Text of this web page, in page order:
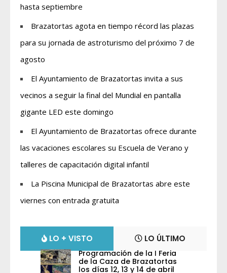
hasta septiembre
Brazatortas agota en tiempo récord las plazas
para su jornada de astroturismo del próximo 7 de
agosto
El Ayuntamiento de Brazatortas invita a sus
vecinos a seguir la final del Mundial en pantalla
gigante LED este domingo
El Ayuntamiento de Brazatortas ofrece durante
las vacaciones escolares su Escuela de Verano y
talleres de capacitación digital infantil
La Piscina Municipal de Brazatortas abre este
viernes con entrada gratuita
LO + VISTO LO ÚLTIMO
Programación de la I Feria
de la Caza de Brazatortas
los días 12, 13 y 14 de abril